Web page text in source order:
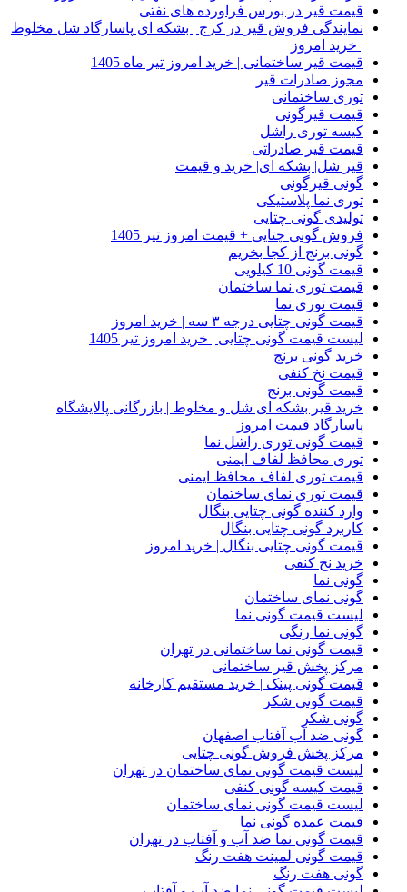
قیمت قیر در بورس فراورده های نفتی
نمایندگی فروش قیر در کرج | بشکه ای پاسارگاد شل مخلوط
| خرید امروز
قیمت قیر ساختمانی | خرید امروز تیر ماه 1405
مجوز صادرات قیر
توری ساختمانی
قیمت قیرگونی
کیسه توری راشل
قیمت قیر صادراتی
قیر شل| بشکه ای| خرید و قیمت
گونی قیرگونی
توری نما پلاستیکی
تولیدی گونی چتایی
فروش گونی چتایی + قیمت امروز تیر 1405
گونی برنج از کجا بخریم
قیمت گونی 10 کیلویی
قیمت توری نما ساختمان
قیمت توری نما
قیمت گونی چتایی درجه ۳ سه | خرید امروز
لیست قیمت گونی چتایی | خرید امروز تیر 1405
خرید گونی برنج
قیمت نخ کنفی
قیمت گونی برنج
خرید قیر بشکه ای شل و مخلوط | بازرگانی پالایشگاه
پاسارگاد قیمت امروز
قیمت گونی توری راشل نما
توری محافظ لفاف ایمنی
قیمت توری لفاف محافظ ایمنی
قیمت توری نمای ساختمان
وارد کننده گونی چتایی بنگال
کاربرد گونی چتایی بنگال
قیمت گونی چتایی بنگال | خرید امروز
خرید نخ کنفی
گونی نما
گونی نمای ساختمان
لیست قیمت گونی نما
گونی نما رنگی
قیمت گونی نما ساختمانی در تهران
مرکز پخش قیر ساختمانی
قیمت گونی پینک | خرید مستقیم کارخانه
قیمت گونی شکر
گونی شکر
گونی ضد آب آفتاب اصفهان
مرکز پخش فروش گونی چتایی
لیست قیمت گونی نمای ساختمان در تهران
قیمت کیسه گونی کنفی
لیست قیمت گونی نمای ساختمان
قیمت عمده گونی نما
قیمت گونی نما ضد آب و آفتاب در تهران
قیمت گونی لمینت هفت رنگ
گونی هفت رنگ